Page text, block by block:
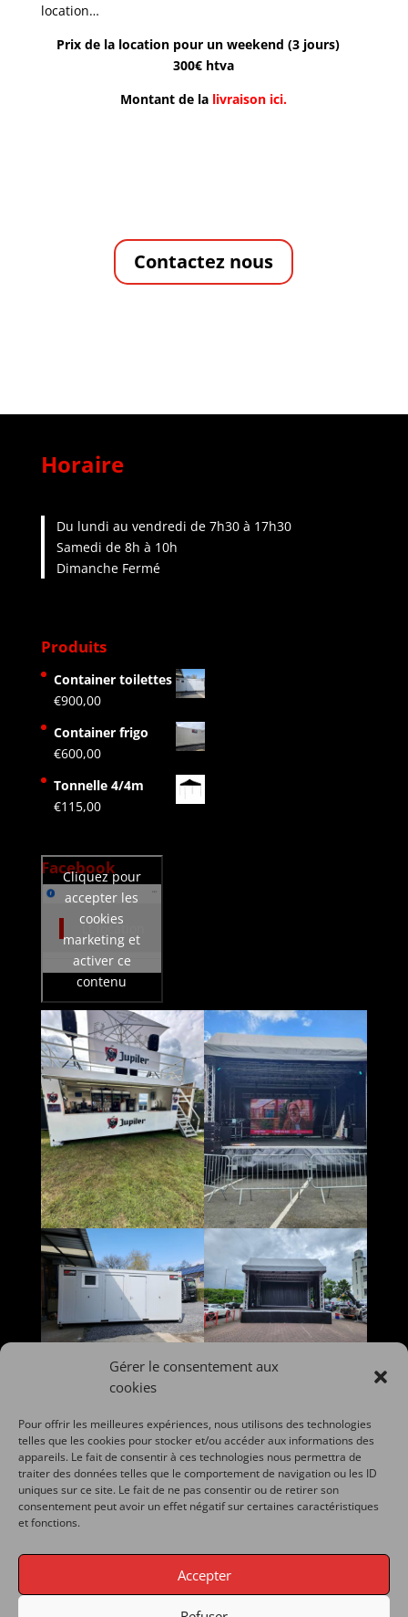
Gérer le consentement aux
cookies
Pour offrir les meilleures expériences, nous utilisons des technologies
telles que les cookies pour stocker et/ou accéder aux informations des
appareils. Le fait de consentir à ces technologies nous permettra de
traiter des données telles que le comportement de navigation ou les ID
uniques sur ce site. Le fait de ne pas consentir ou de retirer son
consentement peut avoir un effet négatif sur certaines caractéristiques
et fonctions.
Accepter
location…
Prix de la location pour un weekend (3 jours)
300€ htva
Montant de la livraison ici.
Contactez nous
Horaire
Du lundi au vendredi de 7h30 à 17h30
Samedi de 8h à 10h
Dimanche Fermé
Produits
Container toilettes
€900,00
Container frigo
€600,00
Tonnelle 4/4m
€115,00
Facebook
Lt location
Cliquez pour
accepter les
cookies
marketing et
activer ce
contenu